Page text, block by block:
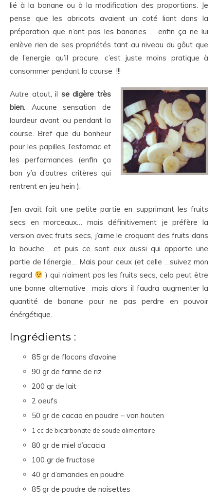
lié à la banane ou à la modification des proportions. Je
pense que les abricots avaient un coté liant dans la
préparation que n’ont pas les bananes … enfin ça ne lui
enlève rien de ses propriétés tant au niveau du gôut que
de l’energie qu’il procure, c’est juste moins pratique à
consommer pendant la course !!!
Autre atout, il se digère très
bien. Aucune sensation de
lourdeur avant ou pendant la
course. Bref que du bonheur
pour les papilles, l’estomac et
les performances (enfin ça
bon y’a d’autres critères qui
rentrent en jeu hein ).
J’en avait fait une petite partie en supprimant les fruits
secs en morceaux… mais définitivement je préfère la
version avec fruits secs, j’aime le croquant des fruits dans
la bouche… et puis ce sont eux aussi qui apporte une
partie de l’énergie… Mais pour ceux (et celle …suivez mon
regard
) qui n’aiment pas les fruits secs, cela peut être
une bonne alternative mais alors il faudra augmenter la
quantité de banane pour ne pas perdre en pouvoir
énérgétique.
Ingrédients :
85 gr de flocons d’avoine
90 gr de farine de riz
200 gr de lait
2 oeufs
50 gr de cacao en poudre – van houten
1 cc de bicarbonate de soude alimentaire
80 gr de miel d’acacia
100 gr de fructose
40 gr d’amandes en poudre
85 gr de poudre de noisettes